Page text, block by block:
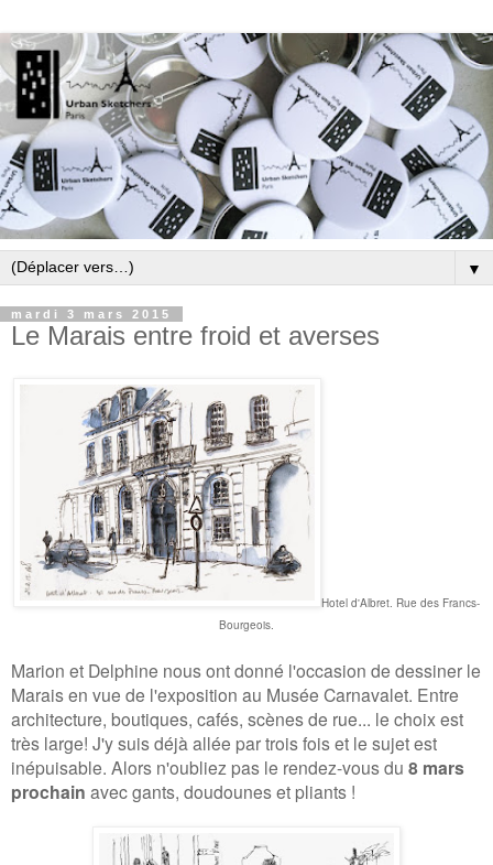
▼
mardi 3 mars 2015
Le Marais entre froid et averses
Hotel d'Albret. Rue des Francs-
Bourgeois.
Marion et Delphine nous ont donné l'occasion de dessiner le
Marais en vue de l'exposition au Musée Carnavalet. Entre
architecture, boutiques, cafés, scènes de rue... le choix est
très large! J'y suis déjà allée par trois fois et le sujet est
inépuisable. Alors n'oubliez pas le rendez-vous du 8 mars
prochain avec gants, doudounes et pliants !